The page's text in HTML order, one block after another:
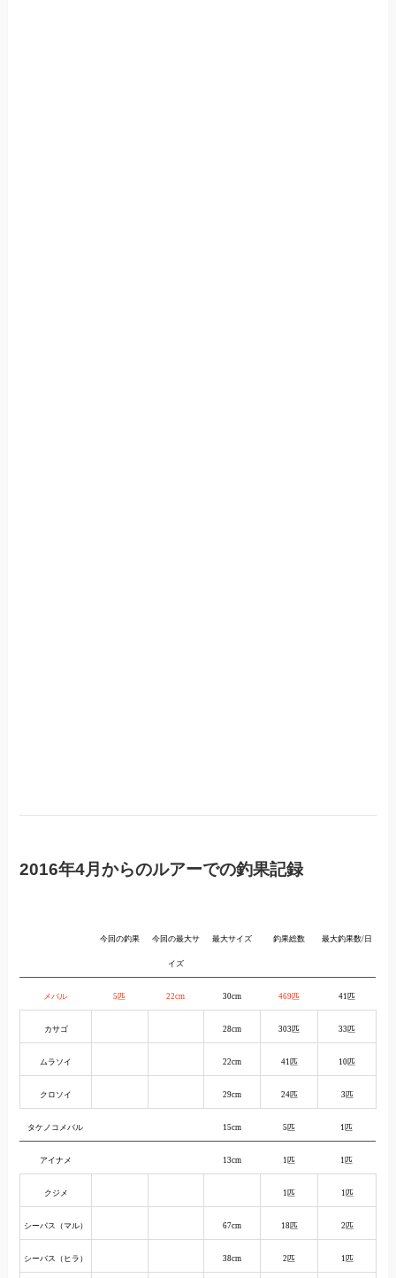
2016年4月からのルアーでの釣果記録
今回の釣果 今回の最大サ
イズ
最大サイズ 釣果総数 最大釣果数/日
メバル 5匹 22cm 30cm 469匹 41匹
カサゴ 28cm 303匹 33匹
ムラソイ 22cm 41匹 10匹
クロソイ 29cm 24匹 3匹
タケノコメバル 15cm 5匹 1匹
アイナメ 13cm 1匹 1匹
クジメ 1匹 1匹
シーバス（マル） 67cm 18匹 2匹
シーバス（ヒラ） 38cm 2匹 1匹